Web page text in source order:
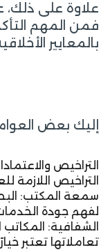
علاوة على ذلك،
فمن المهم
بالمعايير
إليك بعض
التراخيص
التراخيص اللازمة
سمعة المكتب:
لفهم جودة
الشفافية:
تعاملاتها تعتبر